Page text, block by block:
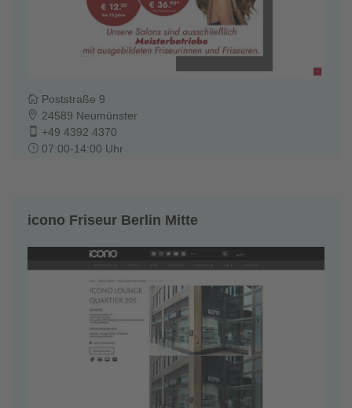
Poststraße 9
24589 Neumünster
+49 4392 4370
07:00-14:00 Uhr
icono Friseur Berlin Mitte